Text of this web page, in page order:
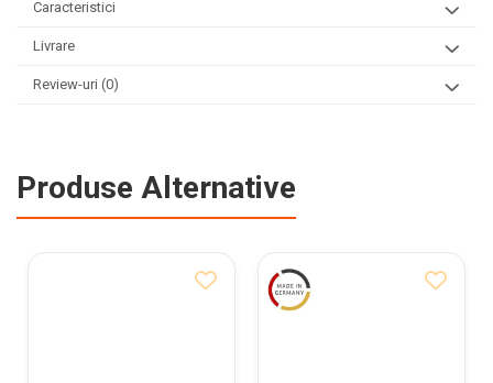
Caracteristici
Livrare
Review-uri (0)
Produse Alternative